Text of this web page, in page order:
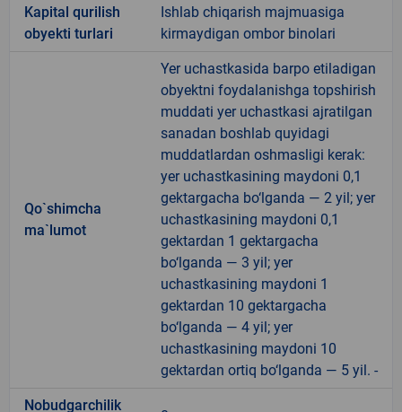
Kapital qurilish
obyekti turlari
Ishlab chiqarish majmuasiga
kirmaydigan ombor binolari
Qo`shimcha
ma`lumot
Yer uchastkasida barpo etiladigan
obyektni foydalanishga topshirish
muddati yer uchastkasi ajratilgan
sanadan boshlab quyidagi
muddatlardan oshmasligi kerak:
yer uchastkasining maydoni 0,1
gektargacha bo‘lganda — 2 yil; yer
uchastkasining maydoni 0,1
gektardan 1 gektargacha
bo‘lganda — 3 yil; yer
uchastkasining maydoni 1
gektardan 10 gektargacha
bo‘lganda — 4 yil; yer
uchastkasining maydoni 10
gektardan ortiq bo‘lganda — 5 yil. -
Nobudgarchilik